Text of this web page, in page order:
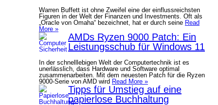
Warren Buffett ist ohne Zweifel eine der einflussreichsten
Figuren in der Welt der Finanzen und Investments. Oft als
„Oracle von Omaha“ bezeichnet, hat er durch seine Read
More »
AMDs Ryzen 9000 Patch: Ein
Leistungsschub für Windows 11
In der schnelllebigen Welt der Computertechnik ist es
unerlässlich, dass Hardware und Software optimal
zusammenarbeiten. Mit dem neuesten Patch für die Ryzen
9000-Serie von AMD wird Read More »
Tipps für Umstieg auf eine
papierlose Buchhaltung